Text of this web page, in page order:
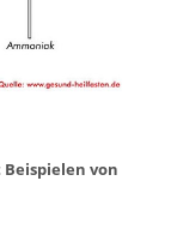
Beispielen von